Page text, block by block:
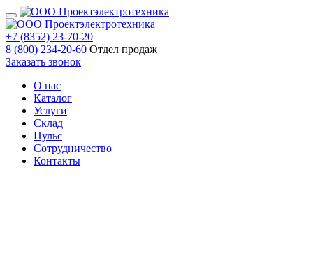
+7 (8352) 23-70-20
8 (800) 234-20-60 Отдел продаж
Заказать звонок
О нас
Каталог
Услуги
Склад
Пульс
Сотрудничество
Контакты